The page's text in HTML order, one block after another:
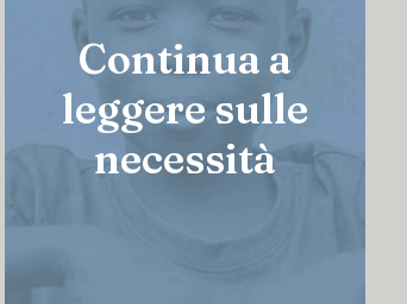
Continua a
leggere sulle
necessità